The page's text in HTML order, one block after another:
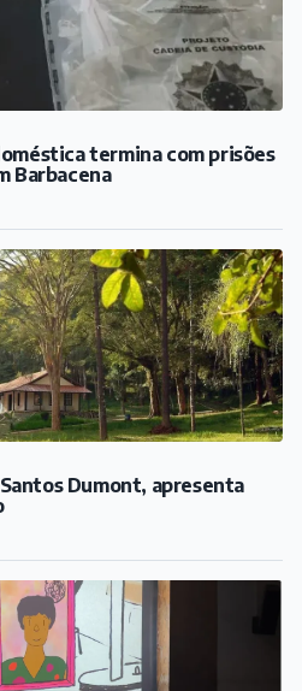
termina com prisões
Barbacena
Dumont, apresenta